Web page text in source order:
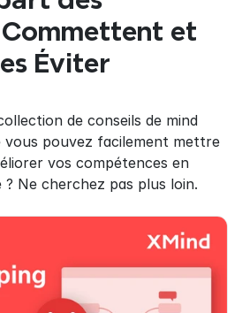
et
Éviter
de conseils de mind
vous pouvez facilement mettre
vos compétences en
? Ne cherchez pas plus loin.